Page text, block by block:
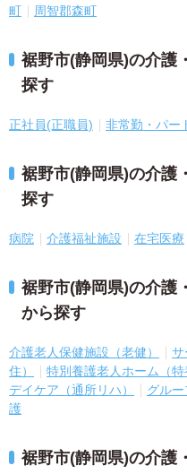
町
周智郡森町
裾野市(静岡県)の介護
探す
正社員(正職員) 非常勤・パー
裾野市(静岡県)の介護
探す
病院 介護福祉施設 在宅医療
裾野市(静岡県)の介護
から探す
介護老人保健施設（老健）
サ
住）
特別養護老人ホーム（特
デイケア（通所リハ）
グルー
護
裾野市(静岡県)の介護